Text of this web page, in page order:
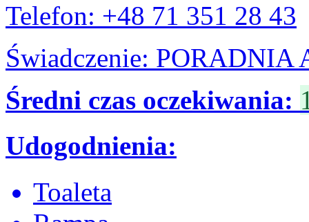
Telefon: +48 71 351 28 43
Świadczenie:
Średni czas oczekiwania:
Udogodnienia:
Toaleta